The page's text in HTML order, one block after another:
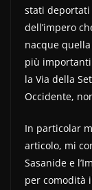
stati
dell’impero
nacque
più
la Via della
Occidente,
In particolar
articolo, mi
Sasanide e
per comodità